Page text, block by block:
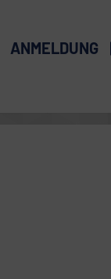
ANMELDUNG